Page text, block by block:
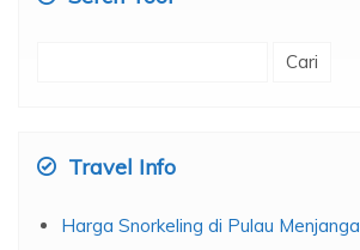
Travel Info
Harga Snorkeling di Pulau